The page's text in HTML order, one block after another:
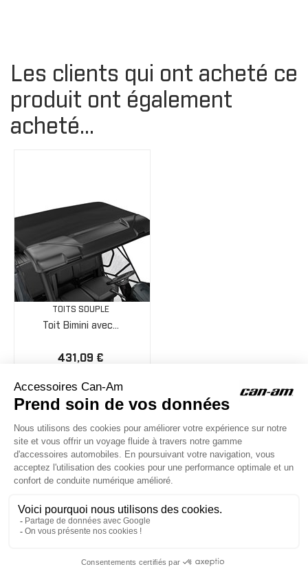
Les clients qui ont acheté ce
produit ont également
acheté...
TOITS SOUPLE
Toit Bimini avec...
431,09 €
ACCESSOIRES CAN-AM
Le site d'accessoires Can-Am vous propose des accessoires d'origine
pour équiper votre véhicule 3 roues (On Road) ou votre véhicule tout
© Groupe Legrand 2025